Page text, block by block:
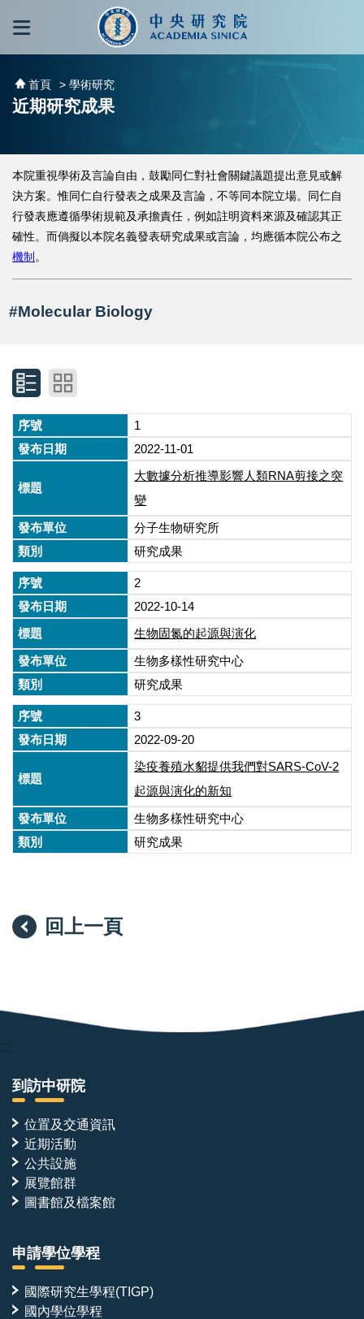
跳到主要內容區塊
首頁 > 學術研究
近期研究成果
本院重視學術及言論自由，鼓勵同仁對社會關鍵議題提出意見或解
決方案。惟同仁自行發表之成果及言論，不等同本院立場。同仁自
行發表應遵循學術規範及承擔責任，例如註明資料來源及確認其正
確性。而倘擬以本院名義發表研究成果或言論，均應循本院公布之
機制 。
#Molecular Biology
1
2022-11-01
大數據分析推導影響人類RNA剪接之突
變
分子生物研究所
研究成果
2
2022-10-14
生物固氮的起源與演化
生物多樣性研究中心
研究成果
3
2022-09-20
染疫養殖水貂提供我們對SARS-CoV-2
起源與演化的新知
生物多樣性研究中心
研究成果
回上一頁
:::
到訪中研院
位置及交通資訊
近期活動
公共設施
展覽館群
圖書館及檔案館
申請學位學程
國際研究生學程(TIGP)
國內學位學程